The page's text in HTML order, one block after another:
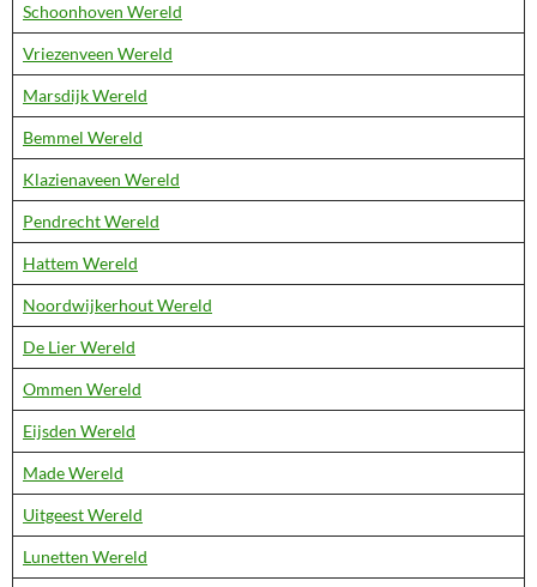
Schoonhoven Wereld
Vriezenveen Wereld
Marsdijk Wereld
Bemmel Wereld
Klazienaveen Wereld
Pendrecht Wereld
Hattem Wereld
Noordwijkerhout Wereld
De Lier Wereld
Ommen Wereld
Eijsden Wereld
Made Wereld
Uitgeest Wereld
Lunetten Wereld